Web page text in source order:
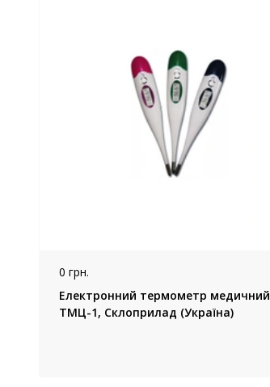
0 грн.
Електронний термометр медичний
ТМЦ-1, Склоприлад (Україна)